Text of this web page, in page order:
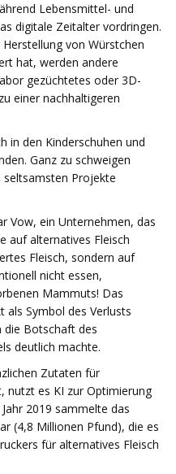
Lebensmittel- und
digitale Zeitalter vordringen.
von Würstchen
hat, werden andere
gezüchtetes oder 3D-
einer nachhaltigeren
in den Kinderschuhen und
Ganz zu schweigen
Projekte
Vow, ein Unternehmen, das
auf alternatives Fleisch
Fleisch, sondern auf
nicht essen,
Mammuts! Das
Symbol des Verlusts
die Botschaft des
deutlich machte.
Zutaten für
nutzt es KI zur Optimierung
2019 sammelte das
(4,8 Millionen Pfund), die es
für alternatives Fleisch